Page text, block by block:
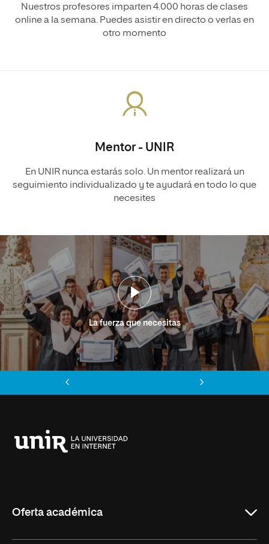
Nuestros profesores imparten 4.000 horas de clases
online a la semana. Puedes asistir en directo o verlas en
otro momento
Mentor - UNIR
En UNIR nunca estarás solo. Un mentor realizará un
seguimiento individualizado y te ayudará en todo lo que
necesites
La fuerza que necesitas
Oferta académica